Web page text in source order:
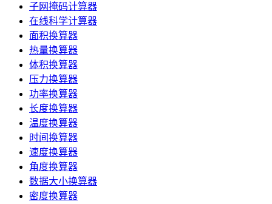
子网掩码计算器
在线科学计算器
面积换算器
热量换算器
体积换算器
压力换算器
功率换算器
长度换算器
温度换算器
时间换算器
速度换算器
角度换算器
数据大小换算器
密度换算器